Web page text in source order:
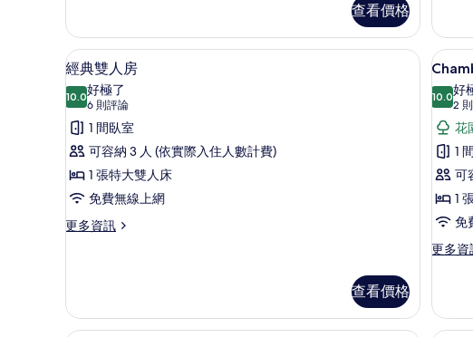
有
相
片
的
詳
情
查看價格
有
相
片
的
詳
情
顯
示
經
典
雙
人
房
的
片
經典雙人房 | 客房內保險箱、搖籃/嬰兒床、
4
經典雙人房
10.010.0 分，滿分 10 分
好極了
6 則評論
(6
則
評
論)
1 間臥室
可容納 3 人 (依實際入住人數計費)
1 張特大雙人床
免費無線上網
更多資訊
更
人
房
查看價格
顯
示
的
所
有
相
4
10.010.0
好
2
(2
則
評
論)
花
1
可
1
免
更多資
更
Jardin
的